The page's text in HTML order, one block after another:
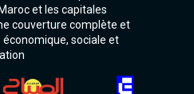
et les capitales
couverture complète et
sociale et